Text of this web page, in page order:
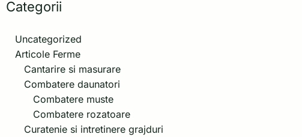
Categorii
Uncategorized
Articole Ferme
Cantarire si masurare
Combatere daunatori
Combatere muste
Combatere rozatoare
Curatenie si intretinere grajduri